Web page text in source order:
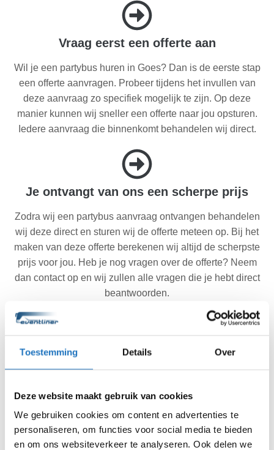
Toestemming Details Over
Deze website maakt gebruik van cookies
We gebruiken cookies om content en advertenties te
personaliseren, om functies voor social media te bieden
en om ons websiteverkeer te analyseren. Ook delen we
Vraag eerst een offerte aan
Wil je een partybus huren in Goes? Dan is de eerste stap
een offerte aanvragen. Probeer tijdens het invullen van
deze aanvraag zo specifiek mogelijk te zijn. Op deze
manier kunnen wij sneller een offerte naar jou opsturen.
Iedere aanvraag die binnenkomt behandelen wij direct.
Je ontvangt van ons een scherpe prijs
Zodra wij een partybus aanvraag ontvangen behandelen
wij deze direct en sturen wij de offerte meteen op. Bij het
maken van deze offerte berekenen wij altijd de scherpste
prijs voor jou. Heb je nog vragen over de offerte? Neem
dan contact op en wij zullen alle vragen die je hebt direct
beantwoorden.
Akkoord met de offerte? Wij doen de rest.
de rest. Jij hebt dus geen reden meer om te stressen. Wij
zijn altijd op de afgesproken tijd op locatie in Goes en
vervoeren jouw gehele gezelschap veilig van A naar B.
Wij regelen alles en jij kan van je dag genieten!